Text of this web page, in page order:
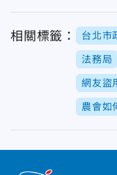
相關標籤： 台北市
法務局
網友盜
農會如